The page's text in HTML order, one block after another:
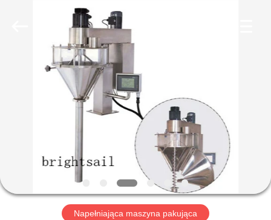
PRODUKTY
O
NAS
Napełniająca maszyna pakująca